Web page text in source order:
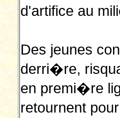
d'artifice au
Des jeunes
derri�re,
en premi�re
retournent